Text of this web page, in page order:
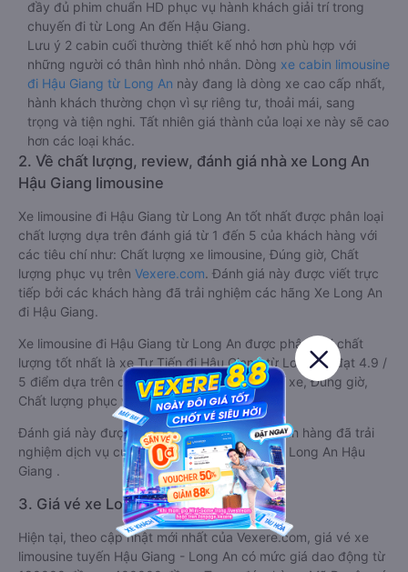
đầy đủ phim chuẩn HD phục vụ hành khách giải trí trong
chuyến đi từ Long An đến Hậu Giang.
Lưu ý 2 cabin cuối thường thiết kế nhỏ hơn phù hợp với
những người có thân hình nhỏ nhắn. Dòng xe cabin limousine
đi Hậu Giang từ Long An này đang là dòng xe cao cấp nhất,
hành khách thường chọn vì sự riêng tư, thoải mái, sang
trọng và tiện nghi. Tất nhiên giá thành của loại xe này sẽ cao
hơn các loại khác.
2. Về chất lượng, review, đánh giá nhà xe Long An
Hậu Giang limousine
Xe limousine đi Hậu Giang từ Long An tốt nhất được phân loại
chất lượng dựa trên đánh giá từ 1 đến 5 của khách hàng với
các tiêu chí như: Chất lượng xe limousine, Đúng giờ, Chất
lượng phục vụ trên Vexere.com. Đánh giá này được viết trực
tiếp bởi các khách hàng đã trải nghiệm các hãng Xe Long An
đi Hậu Giang.
Xe limousine đi Hậu Giang từ Long An được phân loại chất
lượng tốt nhất là xe Tư Tiến đi Hậu Giang từ Long An đạt 4.9 /
5 điểm dựa trên các tiêu chí như: Chất lượng xe, Đúng giờ,
Chất lượng phục vụ.
Đánh giá này được viết trực tiếp bởi các khách hàng đã trải
nghiệm dịch vụ của các hãng xe limousine đi Long An Hậu
Giang .
3. Giá vé xe Long An Hậu Giang
Hiện tại, theo cập nhật mới nhất của Vexere.com, giá vé xe
limousine tuyến Hậu Giang - Long An có mức giá dao động từ